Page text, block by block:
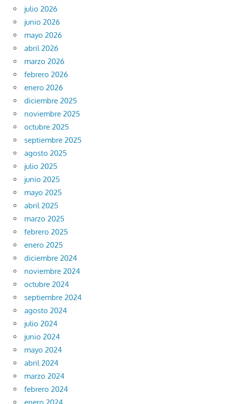
julio 2026
junio 2026
mayo 2026
abril 2026
marzo 2026
febrero 2026
enero 2026
diciembre 2025
noviembre 2025
octubre 2025
septiembre 2025
agosto 2025
julio 2025
junio 2025
mayo 2025
abril 2025
marzo 2025
febrero 2025
enero 2025
diciembre 2024
noviembre 2024
octubre 2024
septiembre 2024
agosto 2024
julio 2024
junio 2024
mayo 2024
abril 2024
marzo 2024
febrero 2024